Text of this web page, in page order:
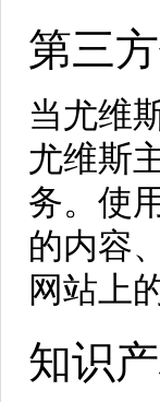
第三
当尤维
尤维斯
务。使
的内容
网站上
知识